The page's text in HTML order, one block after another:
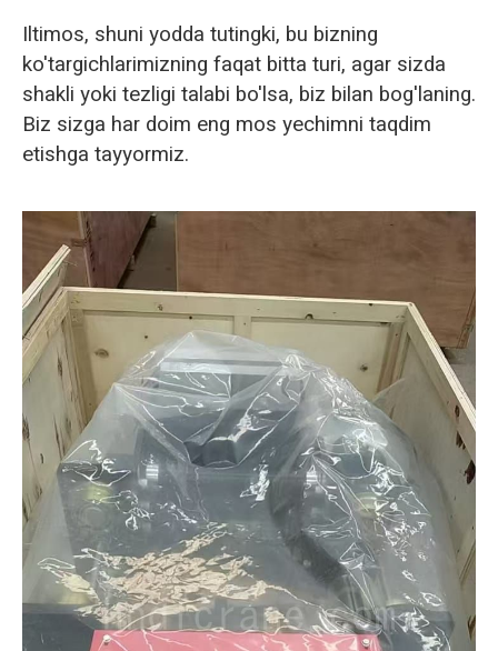
Iltimos, shuni yodda tutingki, bu bizning
ko'targichlarimizning faqat bitta turi, agar sizda
shakli yoki tezligi talabi bo'lsa, biz bilan bog'laning.
Biz sizga har doim eng mos yechimni taqdim
etishga tayyormiz.